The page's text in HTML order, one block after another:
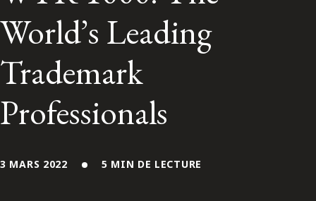
ENGLISH
S’abonner aux articles Osler
S’abonner
World’s Leading
Trademark
Professionals
3 MARS 2022 5 MIN DE LECTURE